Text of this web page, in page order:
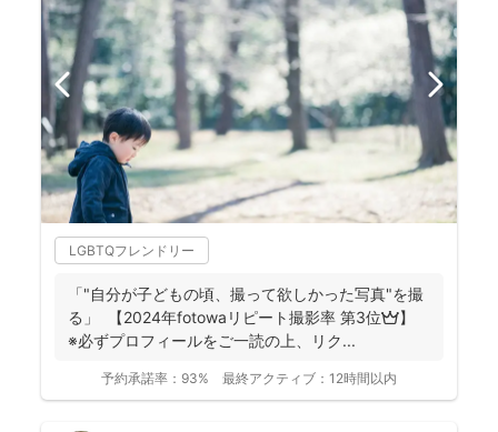
LGBTQフレンドリー
「"自分が子どもの頃、撮って欲しかった写真"を撮
る」 【2024年fotowaリピート撮影率 第3位👑】
※必ずプロフィールをご一読の上、リク...
予約承諾率： 93% 最終アクティブ： 12時間以内